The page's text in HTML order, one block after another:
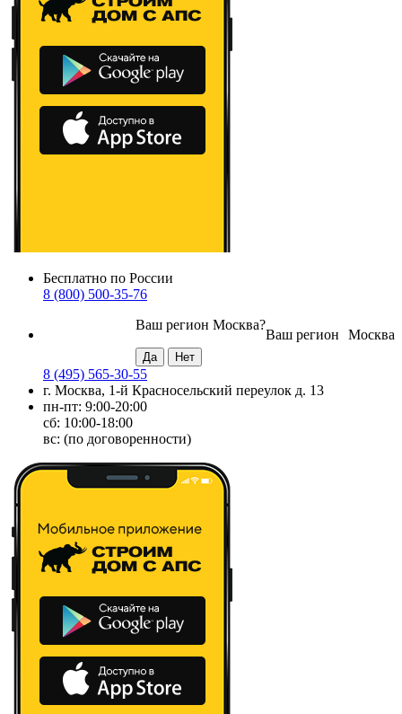
Бесплатно по России
8 (800) 500-35-76
Москва
Ваш регион
Ваш регион Москва?
8 (495) 565-30-55
г. Москва, 1-й Красносельский переулок д. 13
пн-пт: 9:00-20:00
сб: 10:00-18:00
вс: (по договоренности)